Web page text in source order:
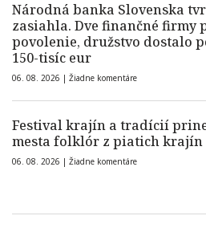
Národná banka Slovenska
zasiahla. Dve finančné firmy
povolenie, družstvo dostalo
150-tisíc eur
06. 08. 2026 | Žiadne komentáre
Festival krajín a tradícií
mesta folklór z piatich krajín
06. 08. 2026 | Žiadne komentáre